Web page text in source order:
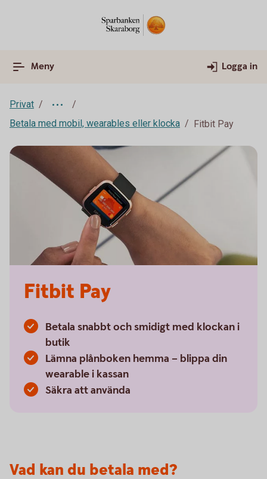
Meny Logga in
Privat
Betala med mobil, wearables eller klocka
Fitbit Pay
Fitbit Pay
Betala snabbt och smidigt med klockan i
butik
Lämna plånboken hemma – blippa din
wearable i kassan
Säkra att använda
Vad kan du betala med?